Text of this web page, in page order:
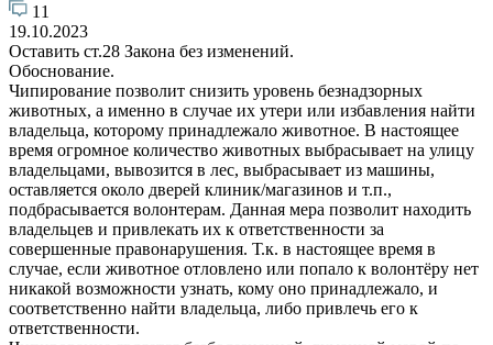
11
19.10.2023
Оставить ст.28 Закона без изменений.
Обоснование.
Чипирование позволит снизить уровень безнадзорных
животных, а именно в случае их утери или избавления найти
владельца, которому принадлежало животное. В настоящее
время огромное количество животных выбрасывает на улицу
владельцами, вывозится в лес, выбрасывает из машины,
оставляется около дверей клиник/магазинов и т.п.,
подбрасывается волонтерам. Данная мера позволит находить
владельцев и привлекать их к ответственности за
совершенные правонарушения. Т.к. в настоящее время в
случае, если животное отловлено или попало к волонтёру нет
никакой возможности узнать, кому оно принадлежало, и
соответственно найти владельца, либо привлечь его к
ответственности.